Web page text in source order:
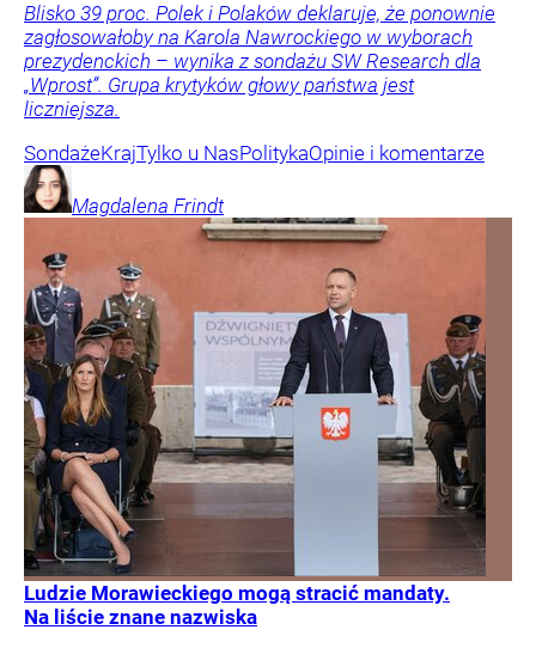
Blisko 39 proc. Polek i Polaków deklaruje, że ponownie
zagłosowałoby na Karola Nawrockiego w wyborach
prezydenckich – wynika z sondażu SW Research dla
„Wprost”. Grupa krytyków głowy państwa jest
liczniejsza.
SondażeKrajTylko u NasPolitykaOpinie i komentarze
Magdalena Frindt
Ludzie Morawieckiego mogą stracić mandaty.
Na liście znane nazwiska